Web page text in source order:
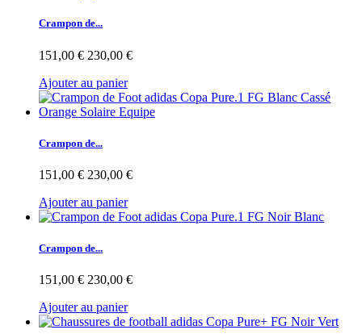
Crampon de...
151,00 € 230,00 €
Ajouter au panier
Crampon de...
151,00 € 230,00 €
Ajouter au panier
Crampon de...
151,00 € 230,00 €
Ajouter au panier